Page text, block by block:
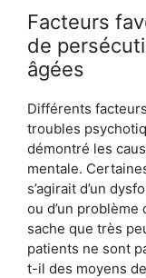
Facteurs
de
âgées
Différents
troubles
démontré les
mentale.
s’agirait d’un
ou d’un problème
sache que très
patients ne sont
t-il des moyens